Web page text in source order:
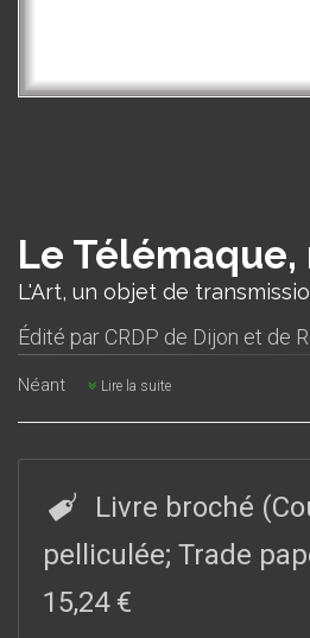
Le Télémaque,
L'Art, un objet de
Édité par CRDP de Dijon et de
Néant Lire la suite
Livre broché
pelliculée; Trade
15,24 €